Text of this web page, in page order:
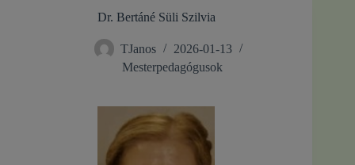
Dr. Bertáné Süli Szilvia
TJanos
2026-01-13
Mesterpedagógusok